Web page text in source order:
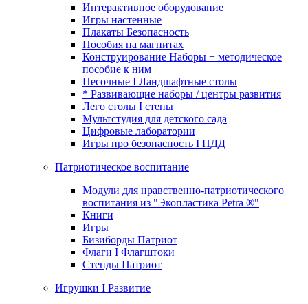
Интерактивное оборудование
Игры настенные
Плакаты Безопасность
Пособия на магнитах
Конструирование Наборы + методическое
пособие к ним
Песочные I Ландшафтные столы
* Развивающие наборы / центры развития
Лего столы I стены
Мультстудия для детского сада
Цифровые лаборатории
Игры про безопасность I ПДД
Патриотическое воспитание
Модули для нравственно-патриотического
воспитания из "Экопластика Petra ®"
Книги
Игры
Бизиборды Патриот
Флаги I Флагштоки
Стенды Патриот
Игрушки I Развитие